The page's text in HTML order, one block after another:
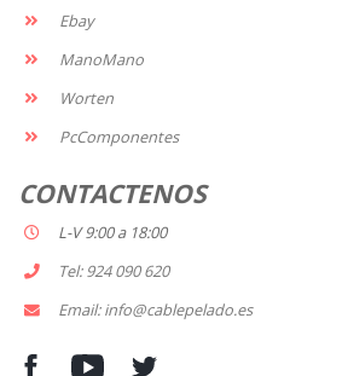
Ebay
ManoMano
Worten
PcComponentes
CONTACTENOS
L-V 9:00 a 18:00
Tel: 924 090 620
Email: info@cablepelado.es